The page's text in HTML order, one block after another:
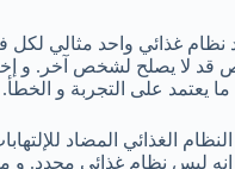
نظام غذائي واحد مثالي لكل
لا يصلح لشخص آخر. و
يعتمد على التجربة و الخطأ.
الغذائي المضاد
ليس نظام غذائي محدد. و